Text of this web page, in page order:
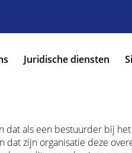
Juridische diensten
als een bestuurder bij het
zijn organisatie deze